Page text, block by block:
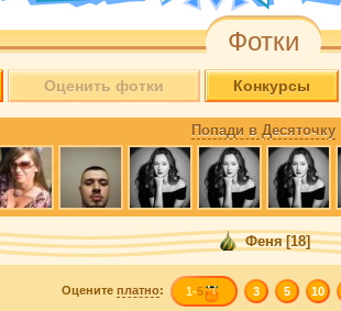
Фотки
Оценить фотки Конкурсы
Попади в Десяточку
Феня [18]
Оцените платно: 1-5 3 5 10